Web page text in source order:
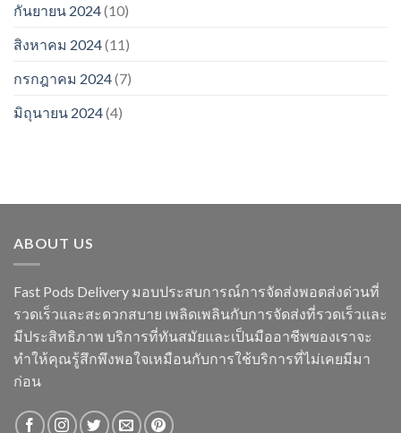
กันยายน 2024(10)
สิงหาคม 2024(11)
กรกฎาคม 2024(7)
มิถุนายน 2024(4)
ABOUT US
Fast Pods Delivery มอบประสบการณ์การจัดส่งพอตส่งด่วนที่
รวดเร็วและสะดวกสบาย เพลิดเพลินกับการจัดส่งที่รวดเร็วและ
มีประสิทธิภาพ บริการที่ทันสมัยและเป็นมืออาชีพของเราจะ
ทำให้คุณรู้สึกพึงพอใจเหมือนกับการใช้บริการที่ไม่เคยมีมา
ก่อน